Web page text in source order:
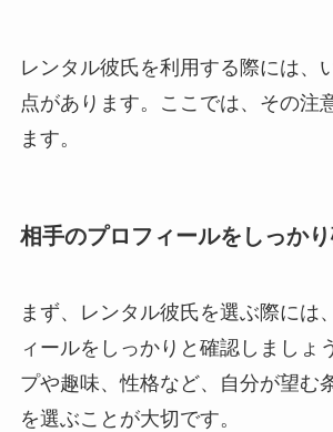
レンタル彼氏を利用する際には、
点があります。ここでは、その注
ます。
相手のプロフィールをしっか
まず、レンタル彼氏を選ぶ際には
ィールをしっかりと確認しましょ
プや趣味、性格など、自分が望む
を選ぶことが大切です。